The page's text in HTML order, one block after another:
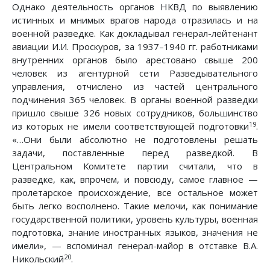
Однако деятельность органов НКВД по выявлению
истинных и мнимых врагов народа отразилась и на
военной разведке. Как докладывал генерал-лейтенант
авиации И.И. Проскуров, за 1937–1940 гг. работниками
внутренних органов было арестовано свыше 200
человек из агентурной сети Разведывательного
управления, отчислено из частей центрального
подчинения 365 человек. В органы военной разведки
пришло свыше 326 новых сотрудников, большинство
из которых не имели соответствующей подготовки19.
«…Они были абсолютно не подготовлены решать
задачи, поставленные перед разведкой. В
Центральном Комитете партии считали, что в
разведке, как, впрочем, и повсюду, самое главное —
пролетарское происхождение, все остальное может
быть легко восполнено. Такие мелочи, как понимание
государственной политики, уровень культуры, военная
подготовка, знание иностранных языков, значения не
имели», — вспоминал генерал-майор в отставке В.А.
Никольский20.